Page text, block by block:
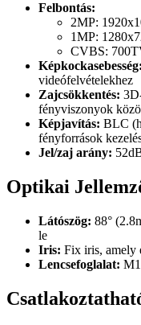
Felbontás:
2MP:
1MP:
CVBS:
Képkockasebesség:
videófelvételekhez
Zajcsökkentés:
fényviszonyok
Képjavítás: BLC
fényforrások
Jel/zaj arány:
Optikai
Látószög: 88°
le
Iris: Fix iris, amely
Lencsefoglalat: